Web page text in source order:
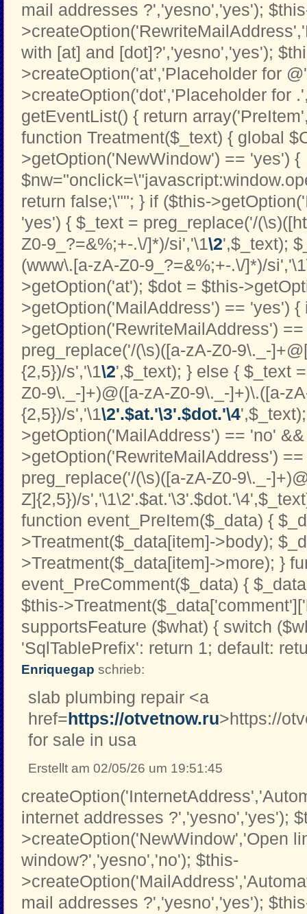
mail addresses ?','yesno','yes');
with [at] and [dot]?','yesno','yes');
>createOption('at','Placeholder for
>createOption('dot','Placeholder for
getEventList() { return
function Treatment($_text) { global
>getOption('NewWindow') == 'yes') {
return false;\""; } if ($this-
'yes') { $_text = preg_replace('/
Z0-9_?=&%;+-.\/]*)/si','\1\2',$_text);
(www\.[a-zA-Z0-9_?=&%;+-.\/]*)/si','\1
>getOption('at'); $dot = $this-
>getOption('MailAddress') == 'yes') {
>getOption('RewriteMailAddress')
preg_replace('/(\s)([a-zA-Z0-9\._-
{2,5})/s','\1\2',$_text); } else { $_text
Z0-9\._-]+)@([a-zA-Z0-9\._-]+)\.([a-
{2,5})/s','\1\2'.$at.'\3'.$dot.'\4
>getOption('MailAddress') == 'no'
>getOption('RewriteMailAddress')
preg_replace('/(\s)([a-zA-Z0-9\._-
Z]{2,5})/
function event_PreItem($_data) {
>Treatment($_data[item]->body);
>Treatment($_data[item]->more); }
event_PreComment($_data) {
$this-
supportsFeature ($what) { switch
'SqlTablePrefix': return 1; default:
Enriquegap schrieb:
slab plumbing repair <a
href= https://otvetnow.ru>https://
for sale in usa
Erstellt am 02/05/26 um 19:51:45
internet addresses ?','yesno','yes');
>createOption('NewWindow','Open
window?','yesno','no'); $this-
mail addresses ?','yesno','yes');